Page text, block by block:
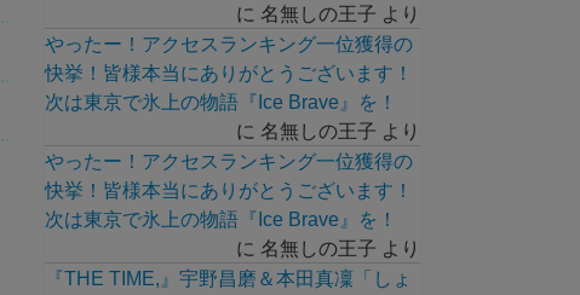
に 名無しの王子 より
やったー！アクセスランキング一位獲得の
快挙！皆様本当にありがとうございます！
次は東京で氷上の物語『Ice Brave』を！
に 名無しの王子 より
やったー！アクセスランキング一位獲得の
快挙！皆様本当にありがとうございます！
次は東京で氷上の物語『Ice Brave』を！
に 名無しの王子 より
『THE TIME,』宇野昌磨＆本田真凜「しょ